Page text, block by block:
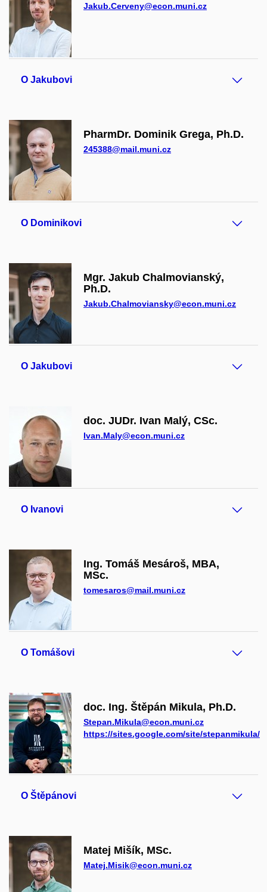
Jakub.Cerveny@econ.muni.cz
O Jakubovi
PharmDr. Dominik Grega, Ph.D.
245388@mail.muni.cz
O Dominikovi
Mgr. Jakub Chalmovianský,
Ph.D.
Jakub.Chalmoviansky@econ.muni.cz
O Jakubovi
doc. JUDr. Ivan Malý, CSc.
Ivan.Maly@econ.muni.cz
O Ivanovi
Ing. Tomáš Mesároš, MBA,
MSc.
tomesaros@mail.muni.cz
O Tomášovi
doc. Ing. Štěpán Mikula, Ph.D.
Stepan.Mikula@econ.muni.cz
https://sites.google.com/site/stepanmikula/
O Štěpánovi
Matej Mišík, MSc.
Matej.Misik@econ.muni.cz